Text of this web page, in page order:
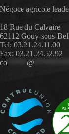
Négoce agricole
18 Rue du Calvaire
62112 Gouy-sous-
Tel: 03.21.24.11.00
Fax: 03.21.24.52.92
co
@